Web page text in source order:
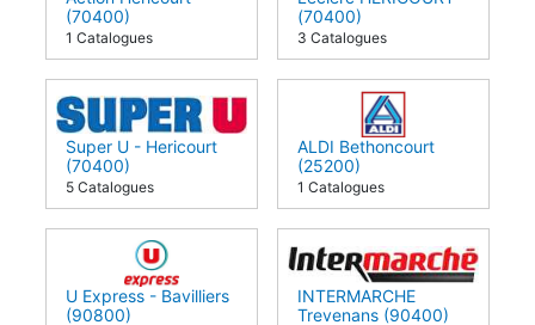
Action Héricourt
(70400)
1 Catalogues
Leclerc HERICOURT
(70400)
3 Catalogues
Super U - Hericourt
(70400)
5 Catalogues
ALDI Bethoncourt
(25200)
1 Catalogues
U Express - Bavilliers
INTERMARCHE